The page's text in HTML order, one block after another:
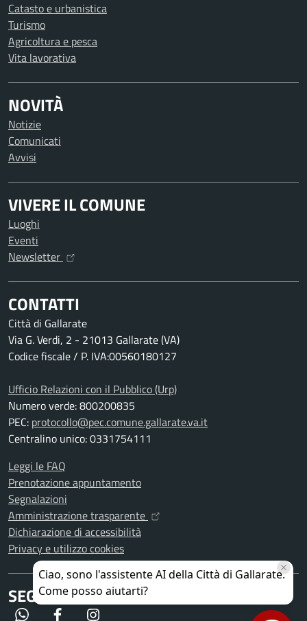
Catasto e urbanistica
Turismo
Agricoltura e pesca
Vita lavorativa
NOVITÀ
Notizie
Comunicati
Avvisi
VIVERE IL COMUNE
Luoghi
Eventi
Newsletter
CONTATTI
Città di Gallarate
Via G. Verdi, 2 - 21013 Gallarate (VA)
Codice fiscale / P. IVA:00560180127
Ufficio Relazioni con il Pubblico (Urp)
Numero verde: 800200835
PEC: protocollo@pec.comune.gallarate.va.it
Centralino unico: 0331754111
Leggi le FAQ
Prenotazione appuntamento
Segnalazioni
Amministrazione trasparente
Dichiarazione di accessibilità
Privacy e utilizzo cookies
SEGUICI SU
WhatsApp Facebook